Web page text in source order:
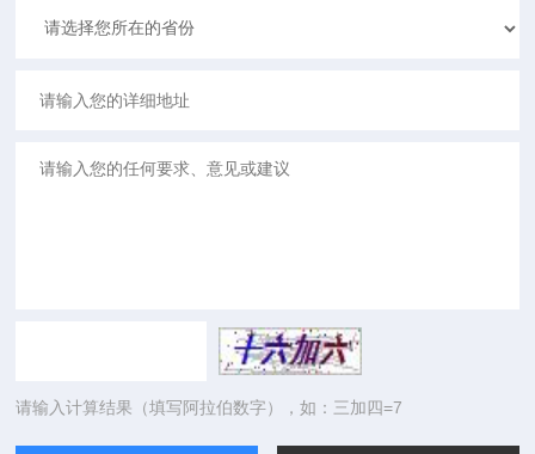
请输入计算结果（填写阿拉伯数字），如：三加四=7